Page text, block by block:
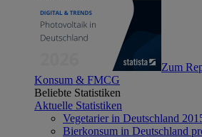
Zum
Konsum & FMCG
Beliebte Statistiken
Aktuelle Statistiken
Vegetarier in Deutschland
Bierkonsum in Deutschland